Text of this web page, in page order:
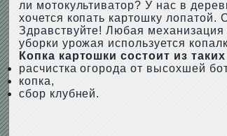
ли мотокультиватор? У нас в
хочется копать картошку лопатой.
Здравствуйте! Любая механизация
уборки урожая используется
Копка картошки состоит из
расчистка огорода от высохшей
копка,
сбор клубней.